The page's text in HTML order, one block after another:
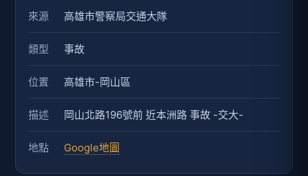
來源 高雄市警察局交通大隊
類型 事故
位置 高雄市-岡山區
描述 岡山北路196號前 近本洲路 事故 -交大-
地點 Google地圖